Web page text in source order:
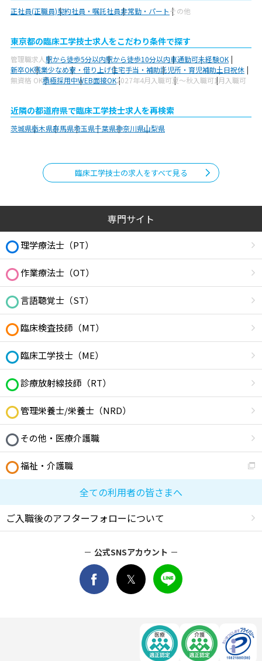
正社員(正職員)契約社員・嘱託社員非常勤・パートその他
東京都の臨床工学技士求人をこだわり条件で探す
管理職求人駅から徒歩5分以内駅から徒歩10分以内車通勤可未経験OK
新卒OK残業少なめ寮・借り上げ住宅手当・補助託児所・育児補助土日祝休
無資格 OK積極採用中WEB面接OK2027年4月入職可夏～秋入職可1月入職可
近隣の都道府県で臨床工学技士求人を再検索
茨城県栃木県群馬県埼玉県千葉県神奈川県山梨県
臨床工学技士の求人をすべて見る
専門サイト
理学療法士（PT）
作業療法士（OT）
言語聴覚士（ST）
臨床検査技師（MT）
臨床工学技士（ME）
診療放射線技師（RT）
管理栄養士/栄養士（NRD）
その他・医療介護職
福祉・介護職
全ての利用者の皆さまへ
ご入職後のアフターフォローについて
公式SNSアカウント